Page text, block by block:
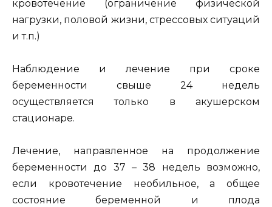
кровотечение (ограничение физической
нагрузки, половой жизни, стрессовых ситуаций
и т.п.)
Наблюдение и лечение при сроке
беременности свыше 24 недель
осуществляется только в акушерском
стационаре.
Лечение, направленное на продолжение
беременности до 37 – 38 недель возможно,
если кровотечение необильное, а общее
состояние беременной и плода